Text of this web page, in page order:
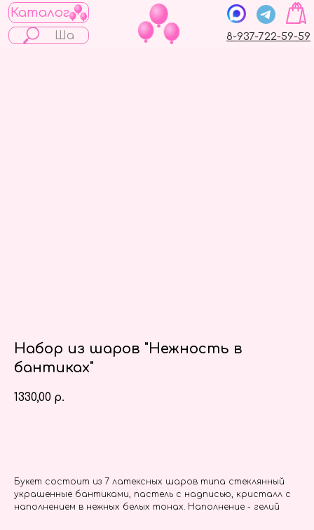
Каталог
8-937-722-59-59
Набор из шаров "Нежность в
бантиках"
1330,00 р.
Букет состоит из 7 латексных шаров типа стеклянный
украшенные бантиками, пастель с надписью, кристалл с
наполнением в нежных белых тонах. Наполнение - гелий